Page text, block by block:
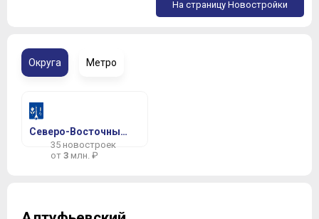
На страницу Новостройки
Округа Метро
Северо-Восточный АО
35 новостроек
от 3 млн. ₽